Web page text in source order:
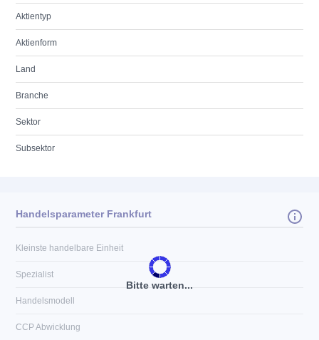
Aktientyp
Aktienform
Land
Branche
Sektor
Subsektor
Bitte warten...
Handelsparameter Frankfurt
Kleinste handelbare Einheit
Spezialist
Handelsmodell
CCP Abwicklung